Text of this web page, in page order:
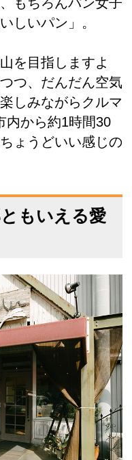
しいパン」。
を目指しますよ
つ、だんだん空気
しみながらクルマ
から約1時間30
ょうどいい感じの
もいえる愛